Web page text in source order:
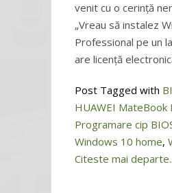
venit cu o cerință
„Vreau să instalez
Professional pe un
are licență
Post Tagged with
HUAWEI MateBook
Programare cip
Windows 10 home,
Citeste mai